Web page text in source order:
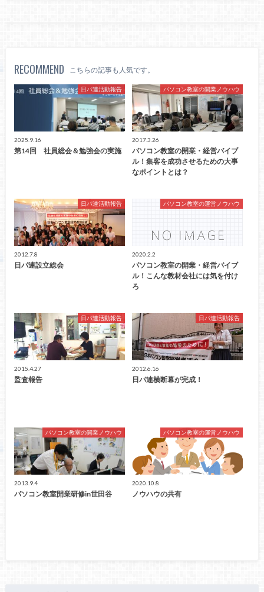
RECOMMEND こちらの記事も人気です。
日パ連活動報告
2025.9.16
第14回 社員総会＆勉強会の実施
パソコン教室の開業ノウハウ
2017.3.26
パソコン教室の開業・経営バイブ
ル！集客を成功させるための大事
なポイントとは？
日パ連活動報告
2012.7.8
日パ連設立総会
パソコン教室の運営ノウハウ
2020.2.2
パソコン教室の開業・経営バイブ
ル！こんな教材会社には気を付け
ろ
日パ連活動報告
2015.4.27
監査報告
日パ連活動報告
2012.6.16
日パ連横断幕が完成！
パソコン教室の開業ノウハウ
2013.9.4
パソコン教室開業研修in世田谷
パソコン教室の運営ノウハウ
2020.10.8
ノウハウの共有